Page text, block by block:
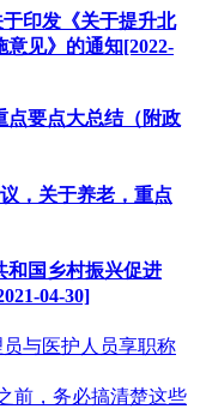
印发《关于提升北
见》的通知[2022-
点要点大总结（附政
，关于养老，重点
和国乡村振兴促进
04-30]
与医护人员享职称
前，务必搞清楚这些